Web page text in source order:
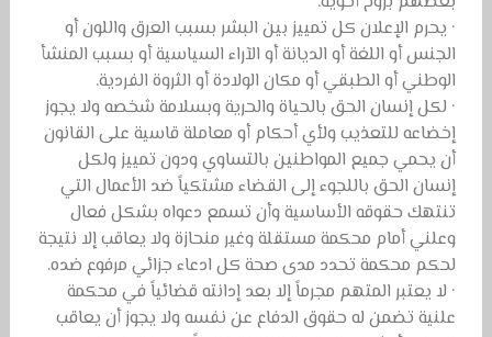
· يحرم الإعلان كل تمييز بين البشر بسبب العرق واللون أو
الجنس أو اللغة أو الديانة أو الآراء السياسية أو بسبب المنشأ
الوطني أو الطبقي أو مكان الولادة أو الثروة الفردية.
· لكل إنسان الحق بالحياة والحرية وبسلامة شخصه ولا يجوز
إخضاعه للتعذيب ولأي أحكام أو معاملة قاسية على القانون
أن يحمي جميع المواطنين بالتساوي ودون تمييز ولكل
إنسان الحق باللجوء إلى القضاء مشتكياً ضد الأعمال التي
تنتهك حقوقه الأساسية وأن تسمع دعواه بشكل فعال
وعلني أمام محكمة مستقلة وغير منحازة ولا يعاقب إلا نتيجة
لحكم محكمة تحدد مدى صحة كل ادعاء جزائي مرفوع ضده.
· لا يعتبر المتهم مجرماً إلا بعد إدانته قضائياً في محكمة
علنية تضمن له حقوق الدفاع عن نفسه ولا يجوز أن يعاقب